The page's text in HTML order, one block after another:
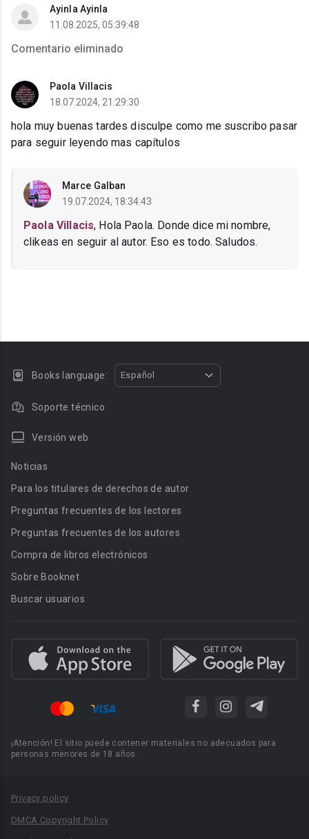
Ayinla Ayinla
11.08.2025, 05:39:48
Comentario eliminado
Paola Villacis
18.07.2024, 21:29:30
hola muy buenas tardes disculpe como me suscribo pasar
para seguir leyendo mas capítulos
Marce Galban
19.07.2024, 18:34:43
Paola Villacis, Hola Paola. Donde dice mi nombre,
clikeas en seguir al autor. Eso es todo. Saludos.
Books language: Español
Soporte técnico
Versión web
Noticias
Para los titulares de derechos de autor
Preguntas frecuentes de los lectores
Preguntas frecuentes de los autores
Compra de libros electrónicos
Sobre Booknet
Buscar usuarios
¡Atención! El sitio puede contener materiales no adecuados para
personas menores de 18 años.
Privacy policy
DMCA Copyright Policy